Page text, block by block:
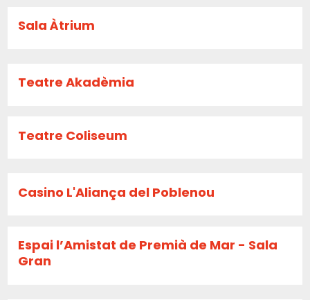
Sala Àtrium
Teatre Akadèmia
Teatre Coliseum
Casino L'Aliança del Poblenou
Espai l’Amistat de Premià de Mar - Sala
Gran